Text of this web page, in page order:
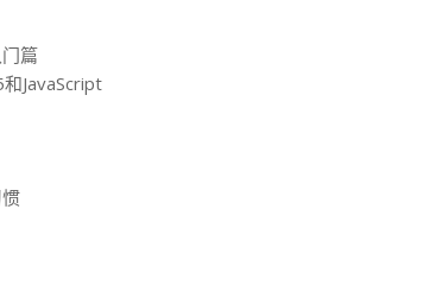
篇
JavaScript